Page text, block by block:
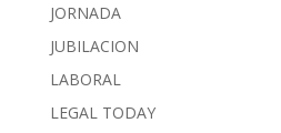
JORNADA
JUBILACION
LABORAL
LEGAL TODAY